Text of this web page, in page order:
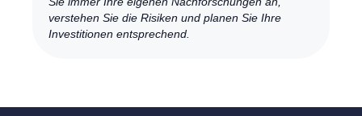
verstehen Sie die Risiken und planen Sie Ihre
Investitionen entsprechend.